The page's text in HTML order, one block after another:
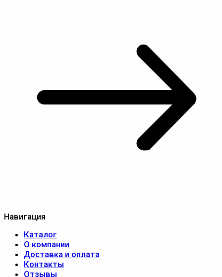
Навигация
Каталог
О компании
Доставка и оплата
Контакты
Отзывы